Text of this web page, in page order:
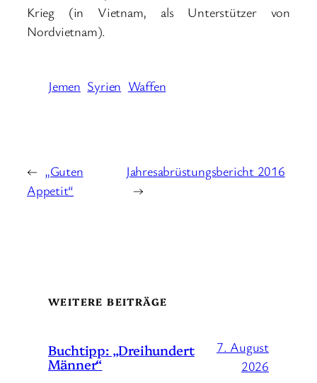
Krieg (in Vietnam, als Unterstützer von
Nordvietnam).
Jemen Syrien Waffen
← „Guten
Appetit“
Jahresabrüstungsbericht 2016
→
WEITERE BEITRÄGE
Buchtipp: „Dreihundert
Männer“
7. August
2026